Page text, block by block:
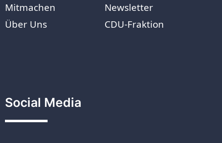
Mitmachen
Über Uns
Newsletter
CDU-Fraktion
Social Media